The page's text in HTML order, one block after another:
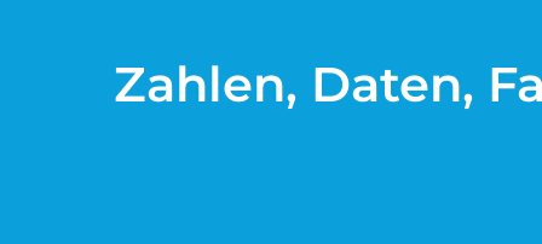
Zahlen, Daten,